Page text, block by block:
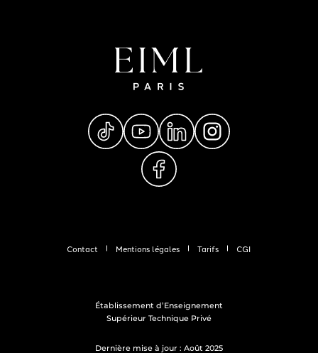
Contact Mentions légales Tarifs CGI
Établissement d’Enseignement
Supérieur Technique Privé
Dernière mise à jour : Août 2025